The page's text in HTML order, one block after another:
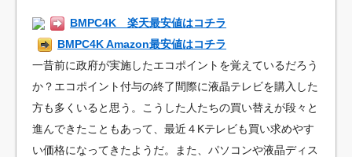
BMPC4K 楽天最安値はコチラ
BMPC4K Amazon最安値はコチラ
一昔前に政府が実施したエコポイントを覚えているだろう
か？エコポイント付与の終了間際に液晶テレビを購入した
方も多くいると思う。こうした人たちの買い替えが段々と
進んできたこともあって、最近４Kテレビも買い求めやす
い価格になってきたようだ。また、パソコンや液晶ディス